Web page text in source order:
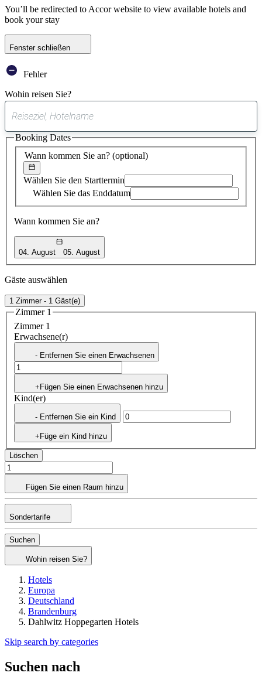
You’ll be redirected to Accor website to view available hotels and
book your stay
Fenster schließen
Fehler
Wohin reisen Sie?
gefundener
Vorschlag
Wann kommen Sie an? (optional)
Wählen Sie den Starttermin
Wählen Sie das Enddatum
Wann kommen Sie an?
04. August 05. August
Booking Dates
Gäste auswählen
1 Zimmer - 1 Gäst(e)
Zimmer 1
Zimmer 1
Erwachsene(r)
- Entfernen Sie einen Erwachsenen
+Fügen Sie einen Erwachsenen hinzu
Kind(er)
- Entfernen Sie ein Kind
+Füge ein Kind hinzu
Löschen
Fügen Sie einen Raum hinzu
Sondertarife
Suchen
Wohin reisen Sie?
Hotels
Europa
Deutschland
Brandenburg
Dahlwitz Hoppegarten Hotels
Skip search by categories
Suchen nach